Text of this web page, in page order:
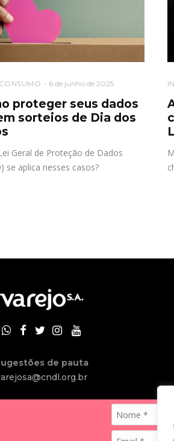
6 de junho de 2025
proteger seus dados
sorteios de Dia dos
Geral de Proteção de Dados
se aplica nesses casos?
de pauta